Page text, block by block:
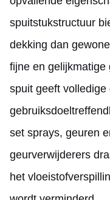
spuitstukstructuur
dekking dan
fijne en gelijkmatige
spuit geeft
set sprays, geuren
geurverwijderers
het